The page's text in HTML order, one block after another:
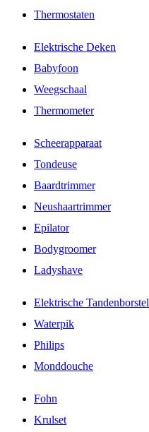
Thermostaten
Elektrische Deken
Babyfoon
Weegschaal
Thermometer
Scheerapparaat
Tondeuse
Baardtrimmer
Neushaartrimmer
Epilator
Bodygroomer
Ladyshave
Elektrische Tandenborstel
Waterpik
Philips
Monddouche
Fohn
Krulset